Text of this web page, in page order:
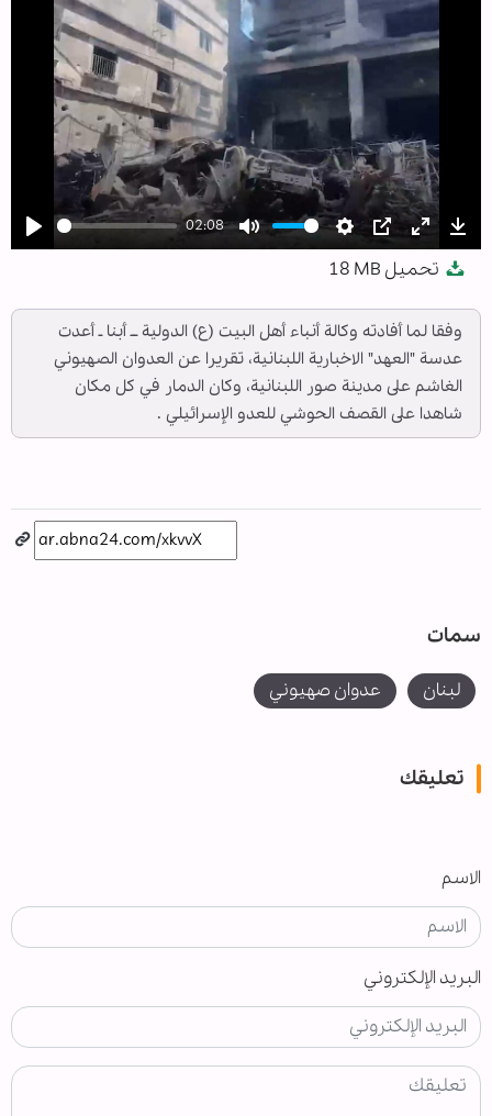
Play
02:08
Mute Settings
PIP Enter
تحميل 18 MB
وفقا لما أفادته وكالة أنباء أهل البيت (ع) الدولية ــ أبنا ـ أعدت
عدسة "العهد" الاخبارية اللبنانية، تقريرا عن العدوان الصهيوني
الغاشم على مدينة صور اللبنانية، وكان الدمار في كل مكان
شاهدا على القصف الحوشي للعدو الإسرائيلي .
سمات
لبنان عدوان صهيوني
تعليقك
الاسم
البريد الإلكتروني